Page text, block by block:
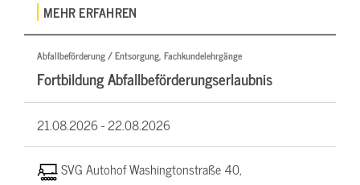
MEHR ERFAHREN
Abfallbeförderung / Entsorgung, Fachkundelehrgänge
Fortbildung Abfallbeförderungserlaubnis
21.08.2026 -22.08.2026
SVG Autohof Washingtonstraße 40,